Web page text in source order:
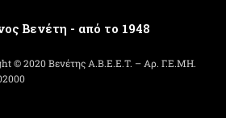
Βενέτη - από το 1948
© 2020 Βενέτης Α.Β.Ε.Ε.Τ. – Αρ. Γ.Ε.ΜΗ.